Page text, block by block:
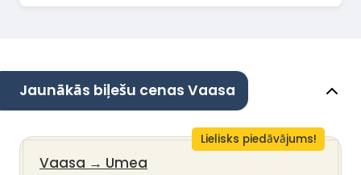
Jaunākās biļešu cenas Vaasa
Lielisks piedāvājums!
Vaasa → Umea